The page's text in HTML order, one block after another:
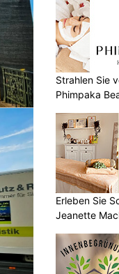
Strahlen Sie
Phimpaka
Erleben Sie
Jeanette